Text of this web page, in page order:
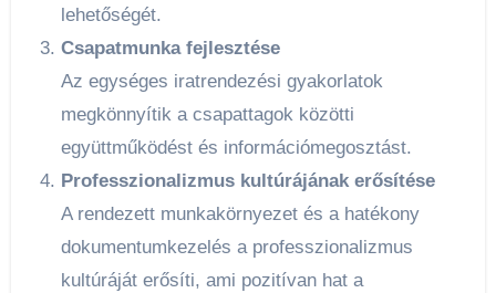
lehetőségét.
Csapatmunka fejlesztése
Az egységes iratrendezési gyakorlatok
megkönnyítik a csapattagok közötti
együttműködést és információmegosztást.
Professzionalizmus kultúrájának erősítése
A rendezett munkakörnyezet és a hatékony
dokumentumkezelés a professzionalizmus
kultúráját erősíti, ami pozitívan hat a